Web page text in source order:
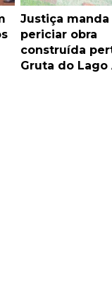
Justiça manda
periciar obra
construída
Gruta do Lago